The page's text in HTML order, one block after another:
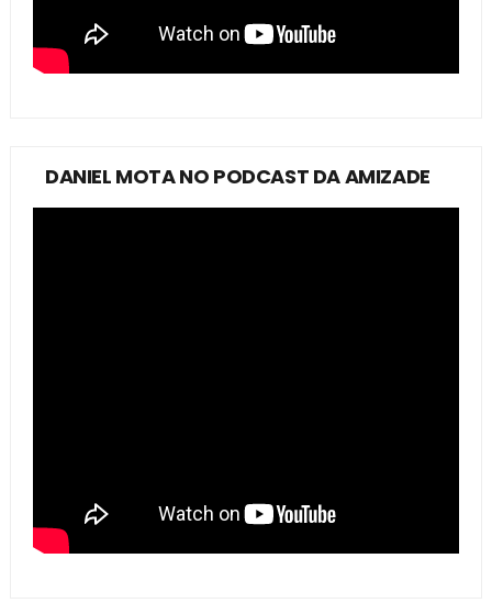
DANIEL MOTA NO PODCAST DA AMIZADE